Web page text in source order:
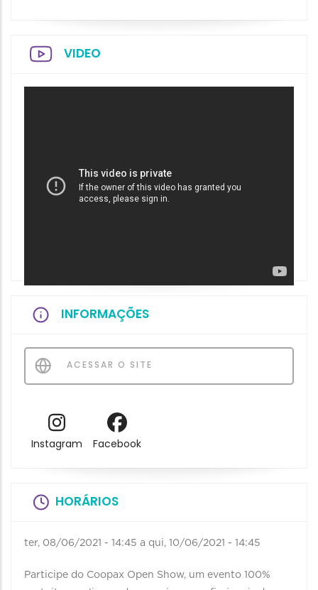
VIDEO
INFORMAÇÕES
ACESSAR O SITE
Instagram Facebook
HORÁRIOS
ter, 08/06/2021 - 14:45 a qui, 10/06/2021 - 14:45
Participe do Coopax Open Show, um evento 100%